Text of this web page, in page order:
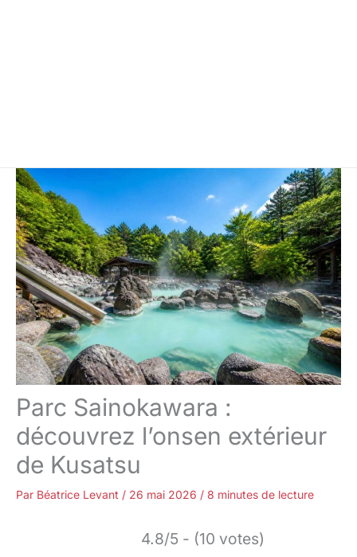
Parc Sainokawara :
découvrez l’onsen extérieur
de Kusatsu
Par Béatrice Levant / 26 mai 2026 / 8 minutes de lecture
4.8/5 - (10 votes)